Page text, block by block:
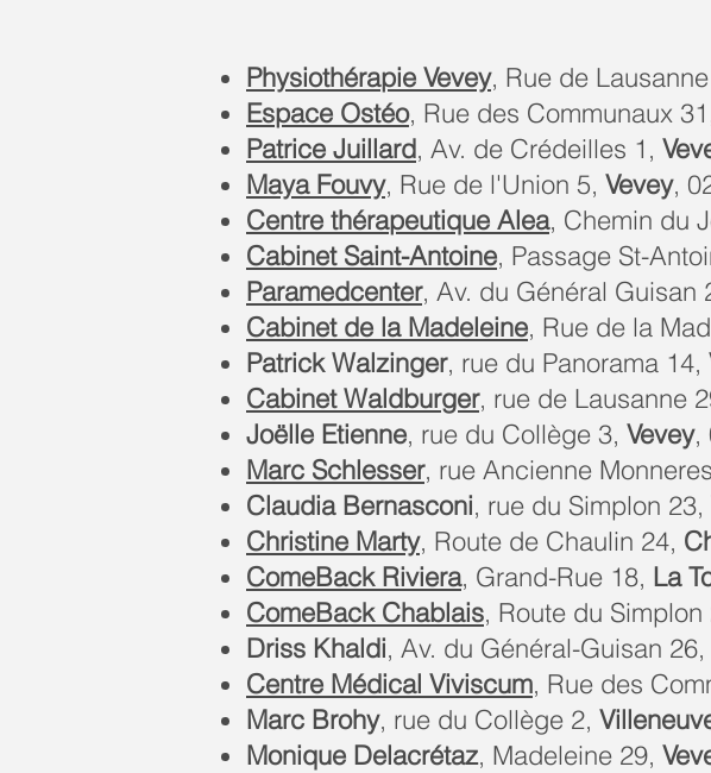
Physiothérapie Vevey, Rue de
Espace Ostéo, Rue des Communaux
Patrice Juillard, Av. de Crédeilles 1,
Maya Fouvy, Rue de l'Union 5, Vevey,
Centre thérapeutique Alea, Chemin du
Cabinet Saint-Antoine, Passage St-
Paramedcenter, Av. du Général Guisan
Cabinet de la Madeleine, Rue de la
Patrick Walzinger, rue du Panorama 14,
Cabinet Waldburger, rue de Lausanne
Joëlle Etienne, rue du Collège 3, Vevey,
Marc Schlesser, rue Ancienne
Claudia Bernasconi, rue du Simplon 23,
Christine Marty, Route de Chaulin 24,
ComeBack Riviera, Grand-Rue 18, La
ComeBack Chablais, Route du Simplon
Driss Khaldi, Av. du Général-Guisan 26,
Centre Médical Viviscum, Rue des
Marc Brohy, rue du Collège 2,
Monique Delacrétaz, Madeleine 29,